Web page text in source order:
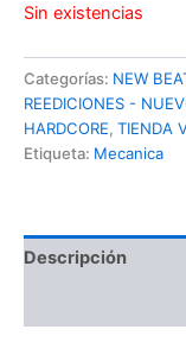
era:
Sin existencias
Categorías: NEW
REEDICIONES -
HARDCORE, TIENDA
Etiqueta: Mecanica
Descripción